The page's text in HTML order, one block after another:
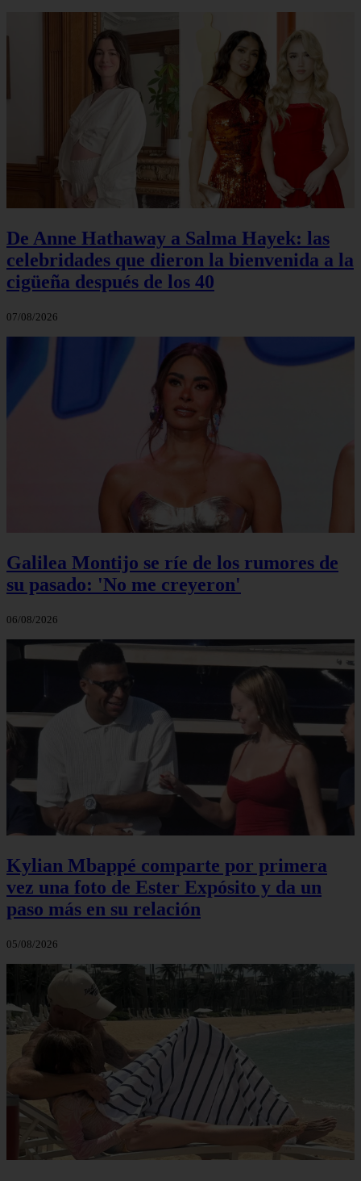
De Anne Hathaway a Salma Hayek: las
celebridades que dieron la bienvenida a la
cigüeña después de los 40
07/08/2026
Galilea Montijo se ríe de los rumores de
su pasado: 'No me creyeron'
06/08/2026
Kylian Mbappé comparte por primera
vez una foto de Ester Expósito y da un
paso más en su relación
05/08/2026